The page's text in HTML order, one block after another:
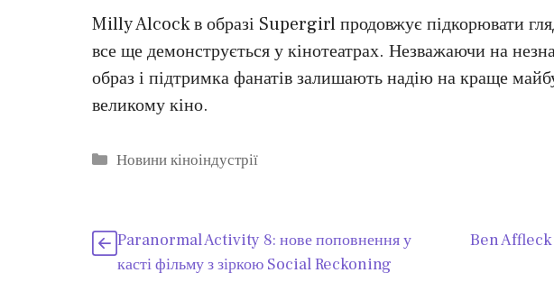
Milly Alcock в образі Supergirl продовжує підкорювати
все ще демонструється у кінотеатрах. Незважаючи на
образ і підтримка фанатів залишають надію на краще
великому кіно.
Категорії
Новини кіноіндустрії
Paranormal Activity 8: нове поповнення у
касті фільму з зіркою Social Reckoning
Ben Affleck